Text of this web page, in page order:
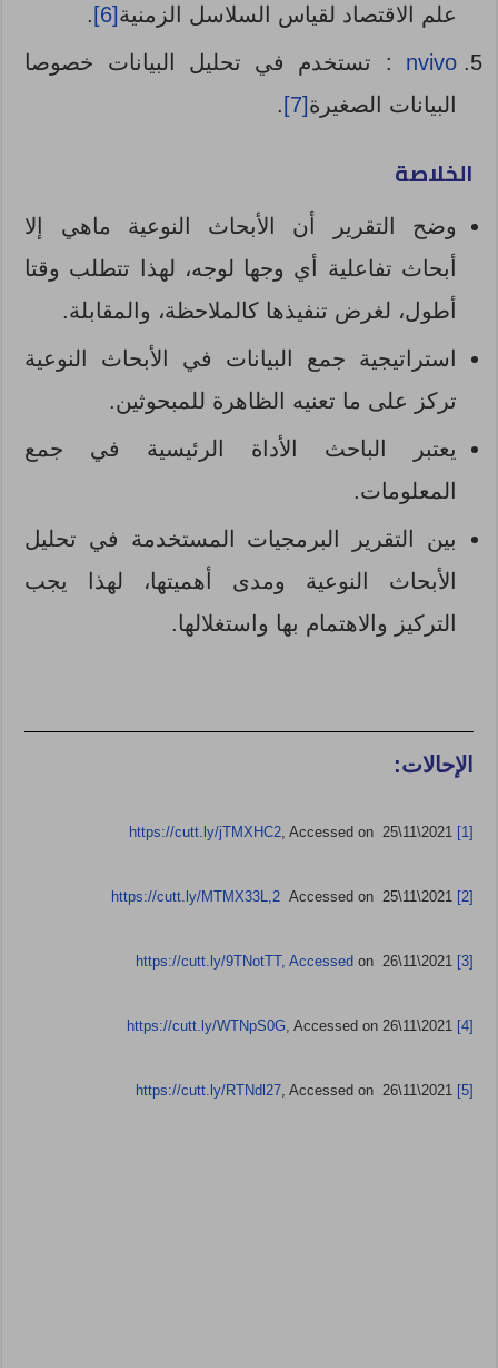
علم الاقتصاد لقياس السلاسل الزمنية[6]
.
nvivo : تستخدم في تحليل البيانات خصوصا
البيانات الصغيرة[7]
.
الخلاصة
وضح التقرير أن الأبحاث النوعية ماهي إلا
أبحاث تفاعلية أي وجها لوجه، لهذا تتطلب وقتا
أطول، لغرض تنفيذها كالملاحظة، والمقابلة.
استراتيجية جمع البيانات في الأبحاث النوعية
تركز على ما تعنيه الظاهرة للمبحوثين.
يعتبر الباحث الأداة الرئيسية في جمع
المعلومات.
بين التقرير البرمجيات المستخدمة في تحليل
الأبحاث النوعية ومدى أهميتها، لهذا يجب
التركيز والاهتمام بها واستغلالها.
الإحالات:
[1]
https://cutt.ly/jTMXHC2, Accessed on 25\11\2021
[2]
https://cutt.ly/MTMX33L,2Accessed on 25\11\2021
[3]
https://cutt.ly/9TNotTT, Accessed on 26\11\2021
[4]
https://cutt.ly/WTNpS0G , Accessed on 26\11\2021
[5]
https://cutt.ly/RTNdl27, Accessed on 26\11\2021